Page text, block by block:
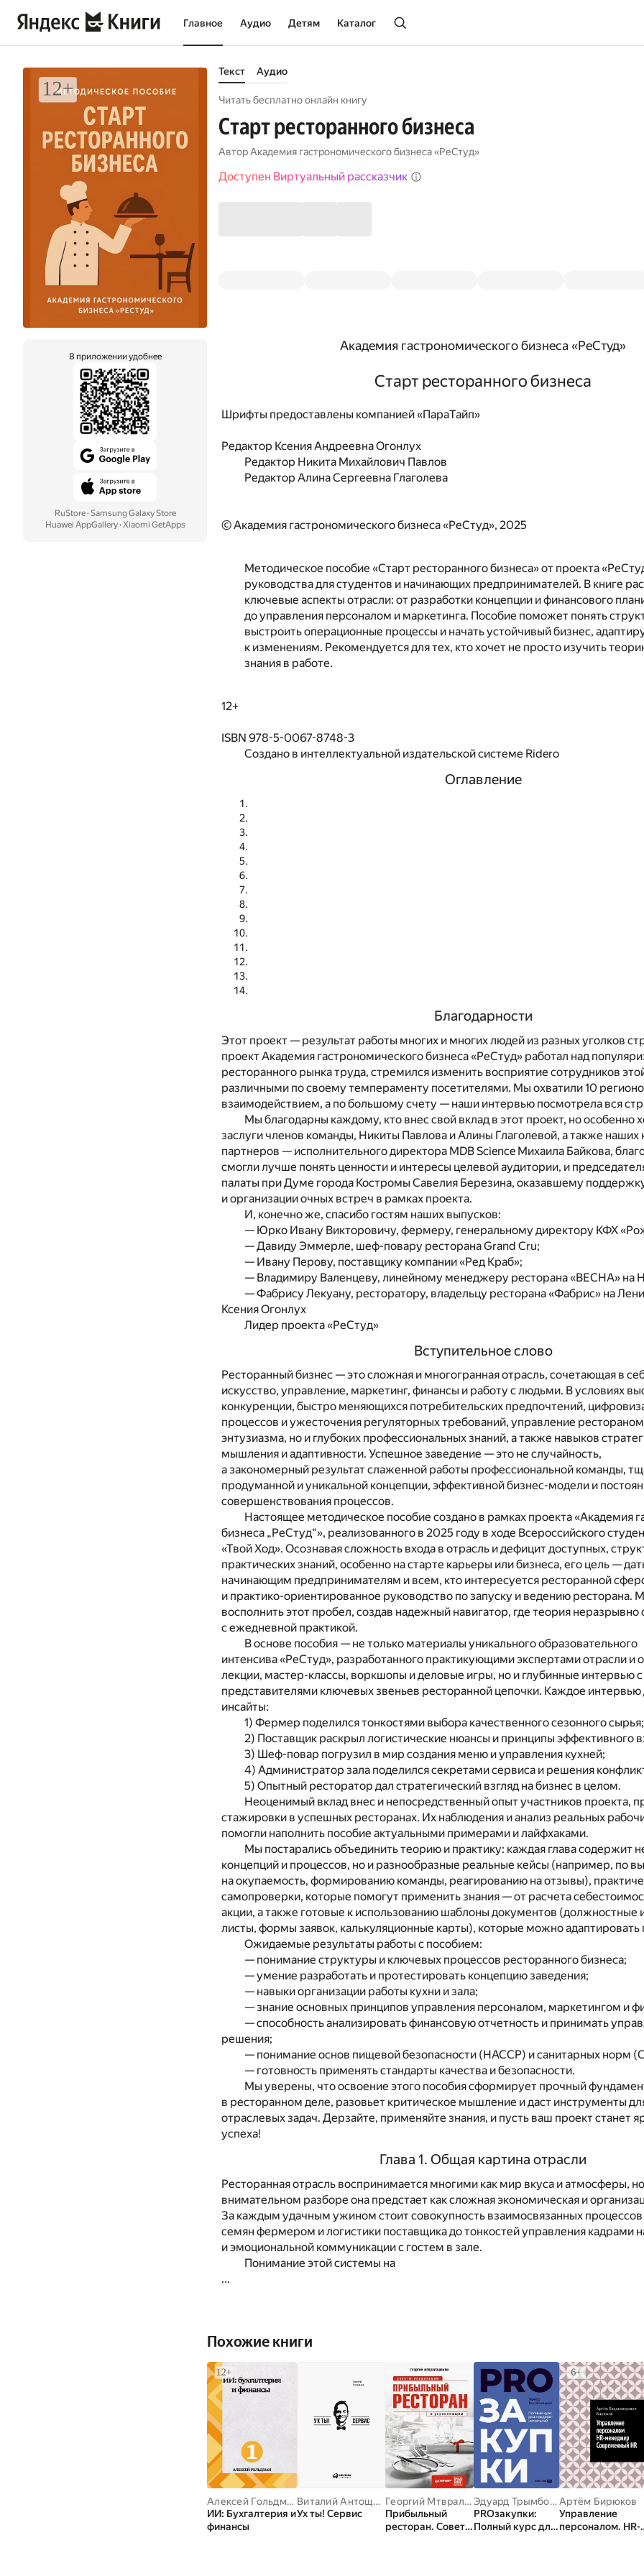
Главное Аудио Детям Каталог
В приложении удобнее
RuStore· Samsung Galaxy Store
Huawei AppGallery· Xiaomi GetApps
Текст Аудио
Читать бесплатно онлайн книгу
Старт ресторанного бизнеса
АвторАкадемия гастрономического бизнеса «РеСтуд»
Доступен Виртуальный рассказчик
Академия гастрономического бизнеса «РеСтуд»
Старт ресторанного бизнеса
Шрифты предоставлены компанией «ПараТайп»
Редактор Ксения Андреевна Огонлух
Редактор Никита Михайлович Павлов
Редактор Алина Сергеевна Глаголева
© Академия гастрономического бизнеса «РеСтуд», 2025
Методическое пособие «Старт ресторанного бизнеса» от проекта
руководства для студентов и начинающих предпринимателей. В книге
ключевые аспекты отрасли: от разработки концепции и финансового
до управления персоналом и маркетинга. Пособие поможет понять
выстроить операционные процессы и начать устойчивый бизнес,
к изменениям. Рекомендуется для тех, кто хочет не просто изучить
знания в работе.
12+
ISBN 978-5-0067-8748-3
Создано в интеллектуальной издательской системе Ridero
Оглавление
Благодарности
Этот проект — результат работы многих и многих людей из разных уголков
проект Академия гастрономического бизнеса «РеСтуд» работал над
ресторанного рынка труда, стремился изменить восприятие сотрудников
различными по своему темпераменту посетителями. Мы охватили 10
взаимодействием, а по большому счету — наши интервью посмотрела вся
Мы благодарны каждому, кто внес свой вклад в этот проект, но особенно
заслуги членов команды, Никиты Павлова и Алины Глаголевой, а также
партнеров — исполнительного директора MDB Science Михаила Байкова,
смогли лучше понять ценности и интересы целевой аудитории, и
палаты при Думе города Костромы Савелия Березина, оказавшему
и организации очных встреч в рамках проекта.
И, конечно же, спасибо гостям наших выпусков:
— Юрко Ивану Викторовичу, фермеру, генеральному директору КФХ
— Давиду Эммерле, шеф-повару ресторана Grand Cru;
— Ивану Перову, поставщику компании «Ред Краб»;
— Владимиру Валенцеву, линейному менеджеру ресторана «ВЕСНА» на
— Фабрису Лекуану, ресторатору, владельцу ресторана «Фабрис» на
Ксения Огонлух
Лидер проекта «РеСтуд»
Вступительное слово
Ресторанный бизнес — это сложная и многогранная отрасль, сочетающая в
искусство, управление, маркетинг, финансы и работу с людьми. В условиях
конкуренции, быстро меняющихся потребительских предпочтений,
процессов и ужесточения регуляторных требований, управление
энтузиазма, но и глубоких профессиональных знаний, а также навыков
мышления и адаптивности. Успешное заведение — это не случайность,
а закономерный результат слаженной работы профессиональной команды,
продуманной и уникальной концепции, эффективной бизнес-модели и
совершенствования процессов.
Настоящее методическое пособие создано в рамках проекта «Академия
бизнеса „РеСтуд“», реализованного в 2025 году в ходе Всероссийского
«Твой Ход». Осознавая сложность входа в отрасль и дефицит доступных,
практических знаний, особенно на старте карьеры или бизнеса, его цель —
начинающим предпринимателям и всем, кто интересуется ресторанной
и практико-ориентированное руководство по запуску и ведению ресторана.
восполнить этот пробел, создав надежный навигатор, где теория неразрывно
с ежедневной практикой.
В основе пособия — не только материалы уникального образовательного
интенсива «РеСтуд», разработанного практикующими экспертами отрасли и
лекции, мастер-классы, воркшопы и деловые игры, но и глубинные интервью
представителями ключевых звеньев ресторанной цепочки. Каждое интервью
инсайты:
1) Фермер поделился тонкостями выбора качественного сезонного сырья;
2) Поставщик раскрыл логистические нюансы и принципы эффективного
3) Шеф-повар погрузил в мир создания меню и управления кухней;
4) Администратор зала поделился секретами сервиса и решения
5) Опытный ресторатор дал стратегический взгляд на бизнес в целом.
Неоценимый вклад внес и непосредственный опыт участников проекта,
стажировки в успешных ресторанах. Их наблюдения и анализ реальных
помогли наполнить пособие актуальными примерами и лайфхаками.
Мы постарались объединить теорию и практику: каждая глава содержит
концепций и процессов, но и разнообразные реальные кейсы (например, по
на окупаемость, формированию команды, реагированию на отзывы),
самопроверки, которые помогут применить знания — от расчета
акции, а также готовые к использованию шаблоны документов (должностные
листы, формы заявок, калькуляционные карты), которые можно
Ожидаемые результаты работы с пособием:
— понимание структуры и ключевых процессов ресторанного бизнеса;
— умение разработать и протестировать концепцию заведения;
— навыки организации работы кухни и зала;
— знание основных принципов управления персоналом, маркетингом и
— способность анализировать финансовую отчетность и принимать
решения;
— понимание основ пищевой безопасности (HACCP) и санитарных норм
— готовность применять стандарты качества и безопасности.
Мы уверены, что освоение этого пособия сформирует прочный
в ресторанном деле, разовьет критическое мышление и даст инструменты
отраслевых задач. Дерзайте, применяйте знания, и пусть ваш проект станет
успеха!
Глава 1. Общая картина отрасли
Ресторанная отрасль воспринимается многими как мир вкуса и атмосферы,
внимательном разборе она предстает как сложная экономическая и
За каждым удачным ужином стоит совокупность взаимосвязанных
семян фермером и логистики поставщика до тонкостей управления кадрами
и эмоциональной коммуникации с гостем в зале.
Понимание этой системы на
...
Похожие книги
Алексей Гольдман
ИИ: Бухгалтерия и
финансы
Виталий Антощенко
Ух ты! Сервис
Георгий Мтвралашвили
Прибыльный
ресторан. Советы
Эдуард Трымбовецкий
PROзакупки:
Полный курс для
Артём Бирюков
Управление
персоналом. HR-